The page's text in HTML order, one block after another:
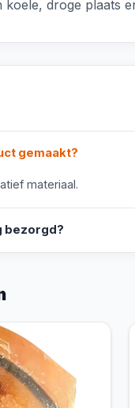
droge plaats
gemaakt?
materiaal.
bezorgd?